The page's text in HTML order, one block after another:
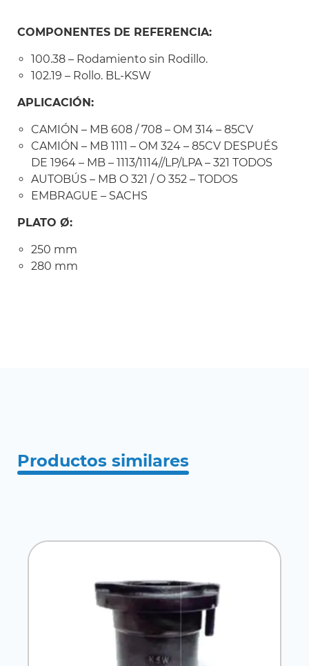
COMPONENTES DE REFERENCIA:
100.38 – Rodamiento sin Rodillo.
102.19 – Rollo. BL-KSW
APLICACIÓN:
CAMIÓN – MB 608 / 708 – OM 314 – 85CV
CAMIÓN – MB 1111 – OM 324 – 85CV DESPUÉS
DE 1964 – MB – 1113/1114//LP/LPA – 321 TODOS
AUTOBÚS – MB O 321 / O 352 – TODOS
EMBRAGUE – SACHS
PLATO Ø:
250 mm
280 mm
Productos similares